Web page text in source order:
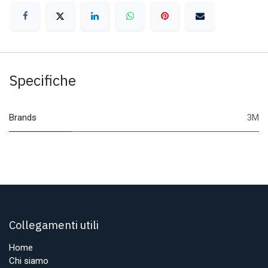
Specifiche
Brands 3M
Collegamenti utili
Home
Chi siamo